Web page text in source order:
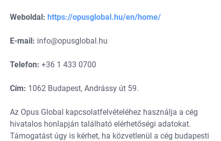
Weboldal: https://opusglobal.hu/en/home/
E-mail: info@opusglobal.hu
Telefon: +36 1 433 0700
Cím: 1062 Budapest, Andrássy út 59.
Az Opus Global kapcsolatfelvételéhez használja a cég
hivatalos honlapján található elérhetőségi adatokat.
Támogatást úgy is kérhet, ha közvetlenül a cég budapesti